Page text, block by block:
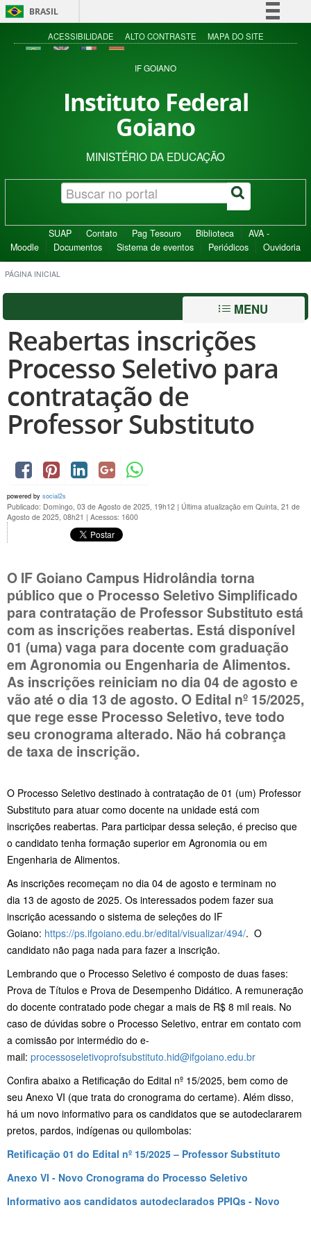
BRASIL
Simplifique!
Acesso à informação
ACESSIBILIDADE ALTO CONTRASTE MAPA DO SITE
IF GOIANO
Instituto Federal
Goiano
MINISTÉRIO DA EDUCAÇÃO
SUAP Contato Pag Tesouro Biblioteca
AVA -
Moodle
Documentos Sistema de eventos Periódicos Ouvidoria
PÁGINA INICIAL
MENU
Reabertas inscrições
Processo Seletivo para
contratação de
Professor Substituto
powered by social2s
Publicado: Domingo, 03 de Agosto de 2025, 19h12 | Última atualização em Quinta, 21 de
Agosto de 2025, 08h21 | Acessos: 1600
O IF Goiano Campus Hidrolândia torna
público que o Processo Seletivo Simplificado
para contratação de Professor Substituto está
com as inscrições reabertas. Está disponível
01 (uma) vaga para docente com graduação
em Agronomia ou Engenharia de Alimentos.
As inscrições reiniciam no dia 04 de agosto e
vão até o dia 13 de agosto. O Edital nº 15/2025,
que rege esse Processo Seletivo, teve todo
seu cronograma alterado. Não há cobrança
de taxa de inscrição.
O Processo Seletivo destinado à contratação de 01 (um) Professor
Substituto para atuar como docente na unidade está com
inscrições reabertas. Para participar dessa seleção, é preciso que
o candidato tenha formação superior em Agronomia ou em
Engenharia de Alimentos.
As inscrições recomeçam no dia 04 de agosto e terminam no
dia 13 de agosto de 2025. Os interessados podem fazer sua
inscrição acessando o sistema de seleções do IF
Goiano: https://ps.ifgoiano.edu.br/edital/visualizar/494/. O
candidato não paga nada para fazer a inscrição.
Lembrando que o Processo Seletivo é composto de duas fases:
Prova de Títulos e Prova de Desempenho Didático. A remuneração
do docente contratado pode chegar a mais de R$ 8 mil reais. No
caso de dúvidas sobre o Processo Seletivo, entrar em contato com
a comissão por intermédio do e-
mail: processoseletivoprofsubstituto.hid@ifgoiano.edu.br
Confira abaixo a Retificação do Edital nº 15/2025, bem como de
seu Anexo VI (que trata do cronograma do certame). Além disso,
há um novo informativo para os candidatos que se autodeclararem
pretos, pardos, indígenas ou quilombolas:
Retificação 01 do Edital nº 15/2025 – Professor Substituto
Anexo VI - Novo Cronograma do Processo Seletivo
Informativo aos candidatos autodeclarados PPIQs - Novo